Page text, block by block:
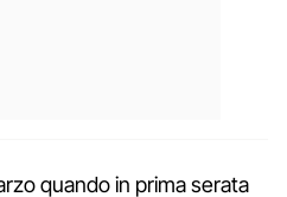
quando in prima serata